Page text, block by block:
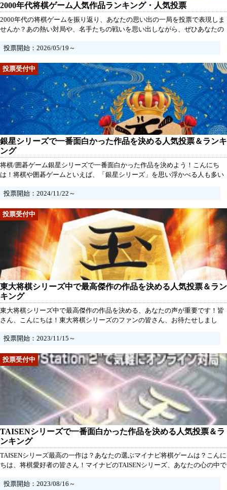
2000年代将棋ゲーム人気作品ランキング・人気投票
2000年代の将棋ゲームを振り返り、あなたの思い出の一局を投票で表現しま
せんか？あの熱い対局や、名手たちの戦いを思い出しながら、ぜひあなたの
を共に称えましょう。あなたの一票が、歴代の名作たちを再評価させるチャ
投票開始：2026/05/19～
銀星シリーズで一番面白かった作品を決める人気投票＆ランキ
ング
将棋/囲碁ゲーム銀星シリーズで一番面白かった作品を決めよう！こんにち
は！将棋や囲碁ゲームといえば、「銀星シリーズ」を思い浮かべる人も多い
楽しめる親切設計など、数々の魅力が詰まったこのシリーズ。そんな銀星シ
投票開始：2024/11/22～
東大将棋シリーズ中で最高傑作の作品を決める人気投票＆ラン
キング
東大将棋シリーズ中で最高傑作の作品を決める、あなたの声が重要です！皆
さん、こんにちは！東大将棋シリーズのファンの皆さん、お待たせしまし
＆ランキング」を開催します！あなたのお気に入りの作品に投票して、その
投票開始：2023/11/15～
TAISENシリーズで一番面白かった作品を決める人気投票＆ラ
ンキング
TAISENシリーズ最高の一作は？あなたの選ぶマイナビ将棋ゲームは？こんに
ちは、将棋愛好者の皆さん！マイナビのTAISENシリーズ、あなたの心の中で
な人気投票を開催します！
投票開始：2023/08/16～